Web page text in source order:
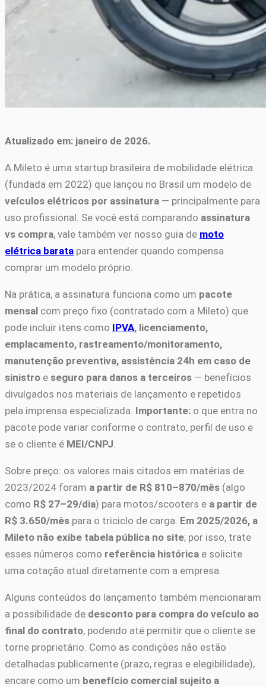
Atualizado em: janeiro de 2026.
A Mileto é uma startup brasileira de mobilidade elétrica
(fundada em 2022) que lançou no Brasil um modelo de
veículos elétricos por assinatura — principalmente para
uso profissional. Se você está comparando assinatura
vs compra, vale também ver nosso guia de moto
elétrica barata para entender quando compensa
comprar um modelo próprio.
Na prática, a assinatura funciona como um pacote
mensal com preço fixo (contratado com a Mileto) que
pode incluir itens como IPVA, licenciamento,
emplacamento, rastreamento/monitoramento,
manutenção preventiva, assistência 24h em caso de
sinistro e seguro para danos a terceiros — benefícios
divulgados nos materiais de lançamento e repetidos
pela imprensa especializada. Importante: o que entra no
pacote pode variar conforme o contrato, perfil de uso e
se o cliente é MEI/CNPJ
Sobre preço: os valores mais citados em matérias de
2023/2024 foram a partir de R$ 810–870/mês (algo
como R$ 27–29/dia) para motos/scooters e a partir de
R$ 3.650/mês para o triciclo de carga. Em 2025/2026, a
Mileto não exibe tabela pública no site; por isso, trate
esses números como referência histórica e solicite
uma cotação atual diretamente com a empresa.
Alguns conteúdos do lançamento também mencionaram
a possibilidade de desconto para compra do veículo ao
final do contrato, podendo até permitir que o cliente se
torne proprietário. Como as condições não estão
detalhadas publicamente (prazo, regras e elegibilidade),
encare como um benefício comercial sujeito a